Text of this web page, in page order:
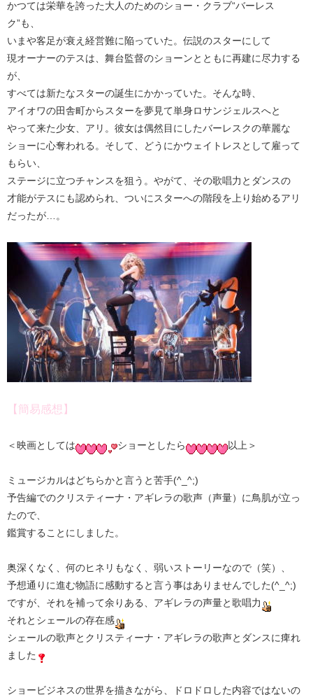
かつては栄華を誇った大人のためのショー・クラブ“バーレス
ク”も、
いまや客足が衰え経営難に陥っていた。伝説のスターにして
現オーナーのテスは、舞台監督のショーンとともに再建に尽力する
が、
すべては新たなスターの誕生にかかっていた。そんな時、
アイオワの田舎町からスターを夢見て単身ロサンジェルスへと
やって来た少女、アリ。彼女は偶然目にしたバーレスクの華麗な
ショーに心奪われる。そして、どうにかウェイトレスとして雇って
もらい、
ステージに立つチャンスを狙う。やがて、その歌唱力とダンスの
才能がテスにも認められ、ついにスターへの階段を上り始めるアリ
だったが…。
【簡易感想】
＜映画としては ショーとしたら 以上＞
ミュージカルはどちらかと言うと苦手(^_^;)
予告編でのクリスティーナ・アギレラの歌声（声量）に鳥肌が立っ
たので、
鑑賞することにしました。
奥深くなく、何のヒネリもなく、弱いストーリーなので（笑）、
予想通りに進む物語に感動すると言う事はありませんでした(^_^;)
ですが、それを補って余りある、アギレラの声量と歌唱力
それとシェールの存在感
シェールの歌声とクリスティーナ・アギレラの歌声とダンスに痺れ
ました
ショービジネスの世界を描きながら、ドロドロした内容ではないの